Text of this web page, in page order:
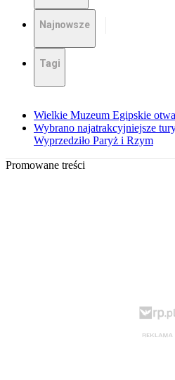
Najnowsze
Tagi
Wielkie Muzeum Egipskie
Wybrano najatrakcyjniejsze
Wyprzedziło Paryż i Rzym
Promowane treści